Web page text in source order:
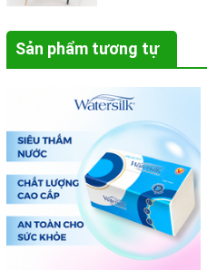
Sản phẩm tương tự